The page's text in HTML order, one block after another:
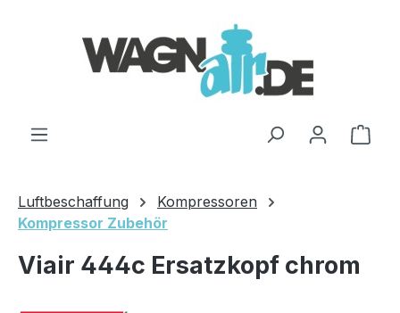
Luftbeschaffung
Kompressoren
Kompressor Zubehör
Viair 444c Ersatzkopf chrom